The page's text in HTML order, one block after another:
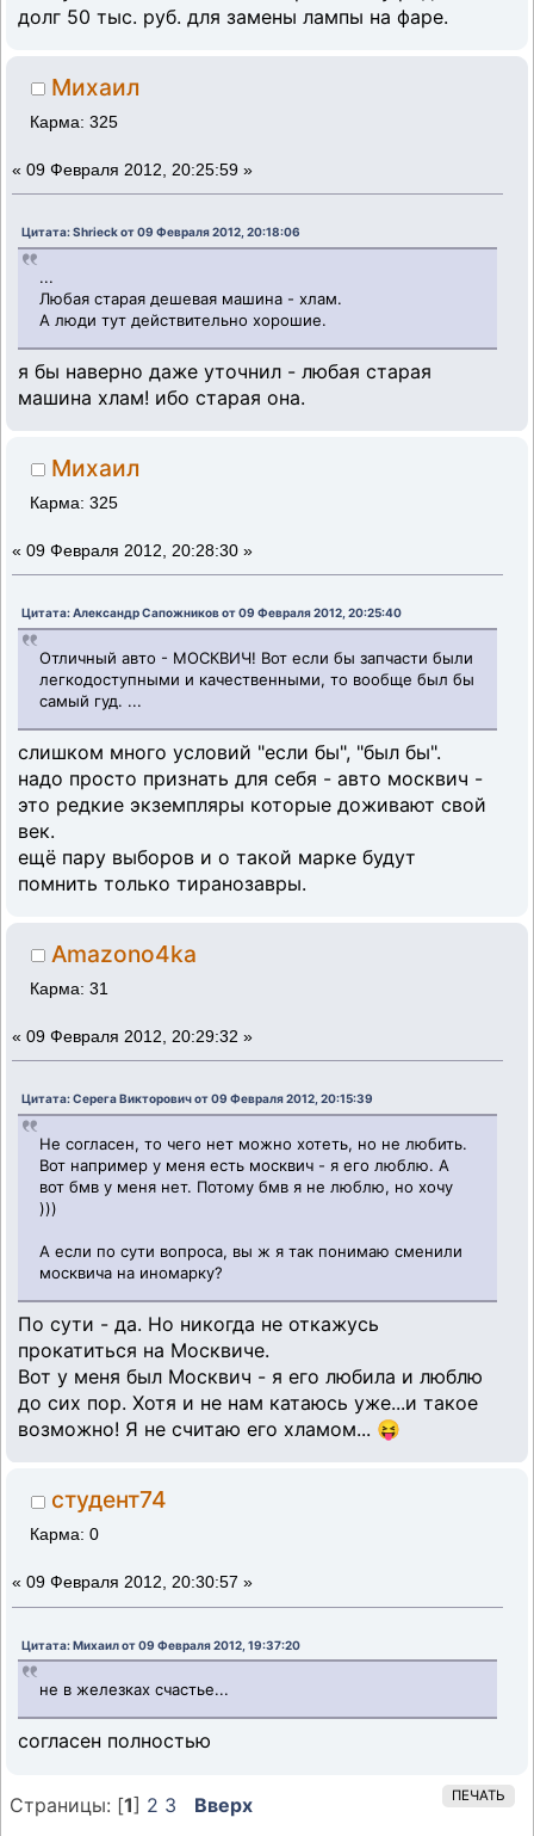
долг 50 тыс. руб. для замены лампы на фаре.
Михаил
Карма: 325
« 09 Февраля 2012, 20:25:59 »
Цитата: Shrieck от 09 Февраля 2012, 20:18:06
...
Любая старая дешевая машина - хлам.
А люди тут действительно хорошие.
я бы наверно даже уточнил - любая старая
машина хлам! ибо старая она.
Михаил
Карма: 325
« 09 Февраля 2012, 20:28:30 »
Цитата: Александр Сапожников от 09 Февраля 2012, 20:25:40
Отличный авто - МОСКВИЧ! Вот если бы запчасти были
легкодоступными и качественными, то вообще был бы
самый гуд. ...
слишком много условий "если бы", "был бы".
надо просто признать для себя - авто москвич -
это редкие экземпляры которые доживают свой
век.
ещё пару выборов и о такой марке будут
помнить только тиранозавры.
Amazono4ka
Карма: 31
« 09 Февраля 2012, 20:29:32 »
Цитата: Серега Викторович от 09 Февраля 2012, 20:15:39
Не согласен, то чего нет можно хотеть, но не любить.
Вот например у меня есть москвич - я его люблю. А
вот бмв у меня нет. Потому бмв я не люблю, но хочу
)))
А если по сути вопроса, вы ж я так понимаю сменили
москвича на иномарку?
По сути - да. Но никогда не откажусь
прокатиться на Москвиче.
Вот у меня был Москвич - я его любила и люблю
до сих пор. Хотя и не нам катаюсь уже...и такое
возможно! Я не считаю его хламом... 😝
студент74
Карма: 0
« 09 Февраля 2012, 20:30:57 »
Цитата: Михаил от 09 Февраля 2012, 19:37:20
не в железках счастье...
согласен полностью
ПЕЧАТЬ
Страницы: [1] 2 3 Вверх